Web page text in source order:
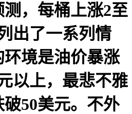
，每桶上涨2至
出了一系列情
境是油价暴涨
以上，最悲不雅
50美元。不外